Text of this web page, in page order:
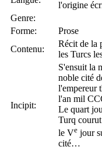
l'origine
Genre:
Forme:
Prose
Contenu:
Récit de la
les Turcs
Incipit:
S'ensuit la
noble cité
l'empereur
l'an mil
Le quart
Turq
le Ve jour
cité…